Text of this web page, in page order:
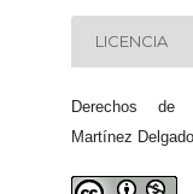
LICENCIA
Derechos de
Martínez Delgado